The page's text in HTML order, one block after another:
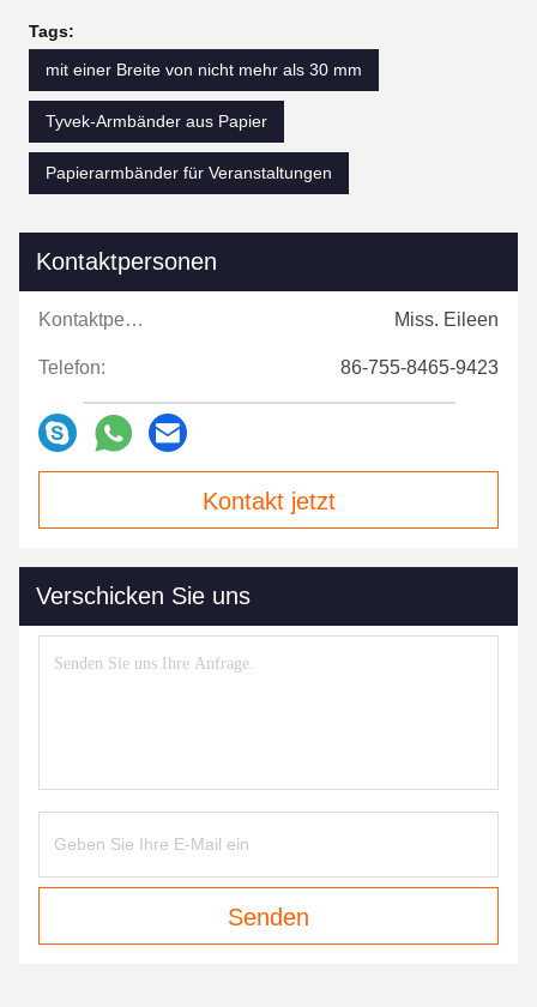
Tags:
mit einer Breite von nicht mehr als 30 mm
Tyvek-Armbänder aus Papier
Papierarmbänder für Veranstaltungen
Kontaktpersonen
Kontaktpersonen: Miss. Eileen
Telefon: 86-755-8465-9423
Kontakt jetzt
Verschicken Sie uns
Senden